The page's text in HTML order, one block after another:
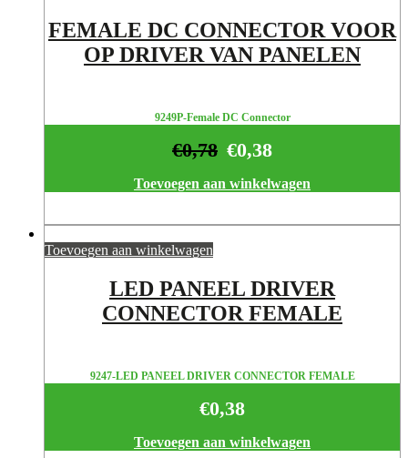
FEMALE DC CONNECTOR VOOR
OP DRIVER VAN PANELEN
9249P-Female DC Connector
€0,38
€0,78
Toevoegen aan winkelwagen
Toevoegen aan winkelwagen
LED PANEEL DRIVER
CONNECTOR FEMALE
9247-LED PANEEL DRIVER CONNECTOR FEMALE
€0,38
Toevoegen aan winkelwagen